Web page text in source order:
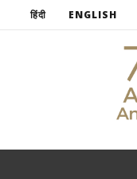
हिंदी ENGLISH